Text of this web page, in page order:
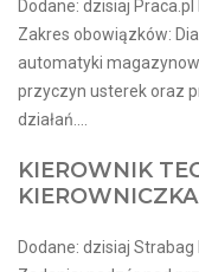
Dodane: dzisiaj
Zakres obowiązków:
automatyki
przyczyn usterek oraz
działań....
KIEROWNIK
Dodane: dzisiaj